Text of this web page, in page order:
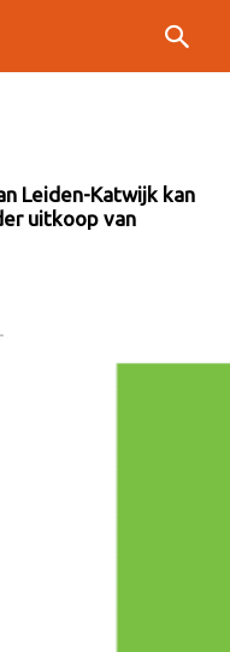
Leiden-Katwijk kan
uitkoop van